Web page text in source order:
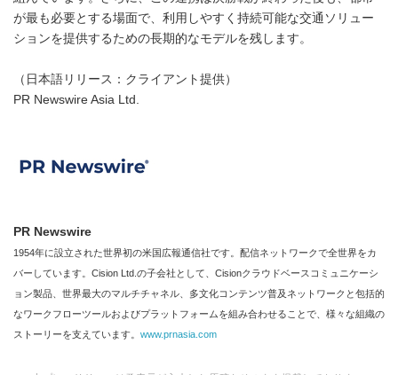
が最も必要とする場面で、利用しやすく持続可能な交通ソリュー
ションを提供するための長期的なモデルを残します。
（日本語リリース：クライアント提供）
PR Newswire Asia Ltd.
PR Newswire
1954年に設立された世界初の米国広報通信社です。配信ネットワークで全世界をカ
バーしています。Cision Ltd.の子会社として、Cisionクラウドベースコミュニケーシ
ョン製品、世界最大のマルチチャネル、多文化コンテンツ普及ネットワークと包括的
なワークフローツールおよびプラットフォームを組み合わせることで、様々な組織の
ストーリーを支えています。 www.prnasia.com